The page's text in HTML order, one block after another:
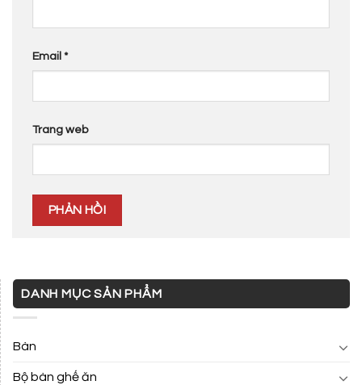
Email *
Trang web
DANH MỤC SẢN PHẨM
Bàn
Bộ bàn ghế ăn